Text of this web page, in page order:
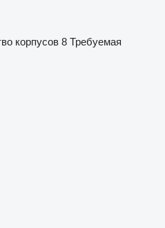
корпусов 8 Требуемая